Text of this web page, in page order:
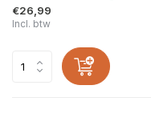
€26,99
Incl. btw